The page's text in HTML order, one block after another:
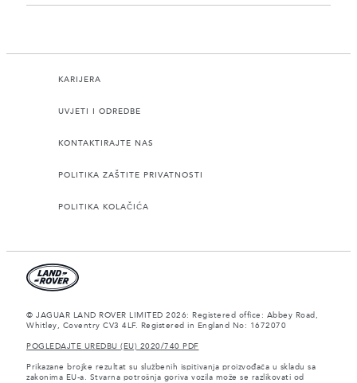
KARIJERA
UVJETI I ODREDBE
KONTAKTIRAJTE NAS
POLITIKA ZAŠTITE PRIVATNOSTI
POLITIKA KOLAČIĆA
© JAGUAR LAND ROVER LIMITED 2026: Registered office: Abbey Road,
Whitley, Coventry CV3 4LF. Registered in England No: 1672070
POGLEDAJTE UREDBU (EU) 2020/740 PDF
Prikazane brojke rezultat su službenih ispitivanja proizvođača u skladu sa
zakonima EU-a. Stvarna potrošnja goriva vozila može se razlikovati od